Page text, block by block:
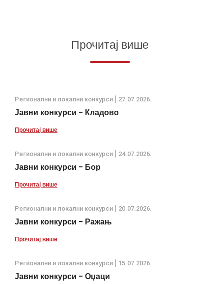
Прочитај више
Регионални и локални конкурси 27.07.2026.
Јавни конкурси - Кладово
Прочитај више
Регионални и локални конкурси 24.07.2026.
Јавни конкурси - Бор
Прочитај више
Регионални и локални конкурси 20.07.2026.
Јавни конкурси - Ражањ
Прочитај више
Регионални и локални конкурси 15.07.2026.
Јавни конкурси - Оџаци